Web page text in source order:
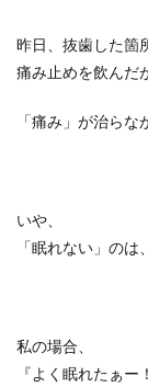
昨日、抜歯した箇
痛み止めを飲んだ
「痛み」が治ら
いや、
「眠れない」のは
私の場合、
『よく眠れたぁー